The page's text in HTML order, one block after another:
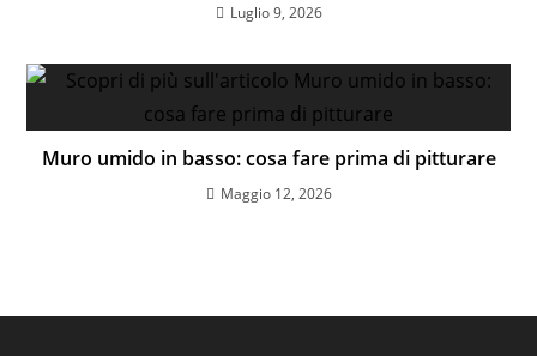
Luglio 9, 2026
Muro umido in basso: cosa fare prima di pitturare
Maggio 12, 2026